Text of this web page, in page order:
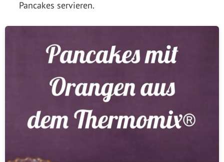
Pancakes servieren.